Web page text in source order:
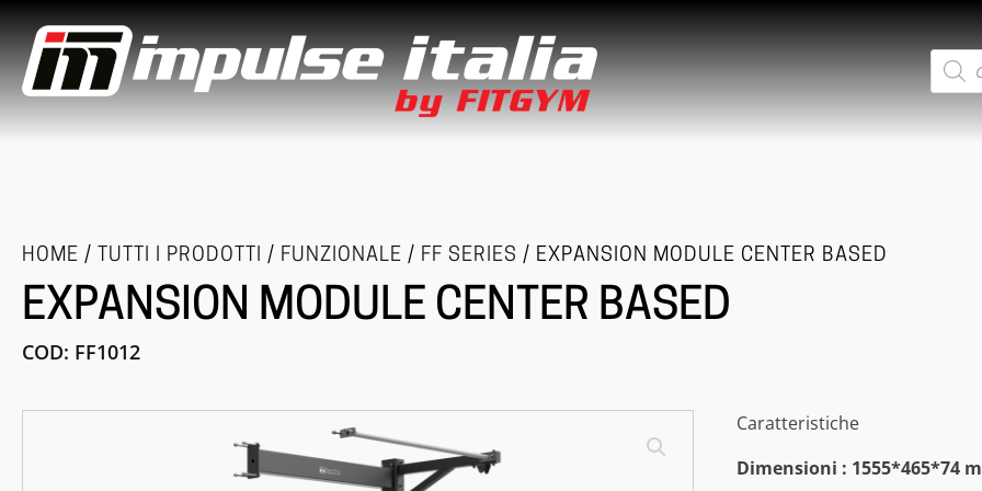
Ricerca
prodotti
HOME / TUTTI I PRODOTTI / FUNZIONALE / FF SERIES / EXPANSION MODULE CENTER BASED
EXPANSION MODULE CENTER BASED
COD: FF1012
Caratteristiche
Dimensioni : 1555*465*74